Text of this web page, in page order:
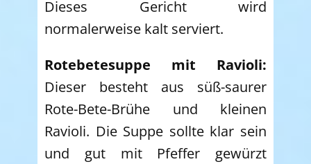
Dieses Gericht wird
normalerweise kalt serviert.
Rotebetesuppe mit Ravioli:
Dieser besteht aus süß-saurer
Rote-Bete-Brühe und kleinen
Ravioli. Die Suppe sollte klar sein
und gut mit Pfeffer gewürzt